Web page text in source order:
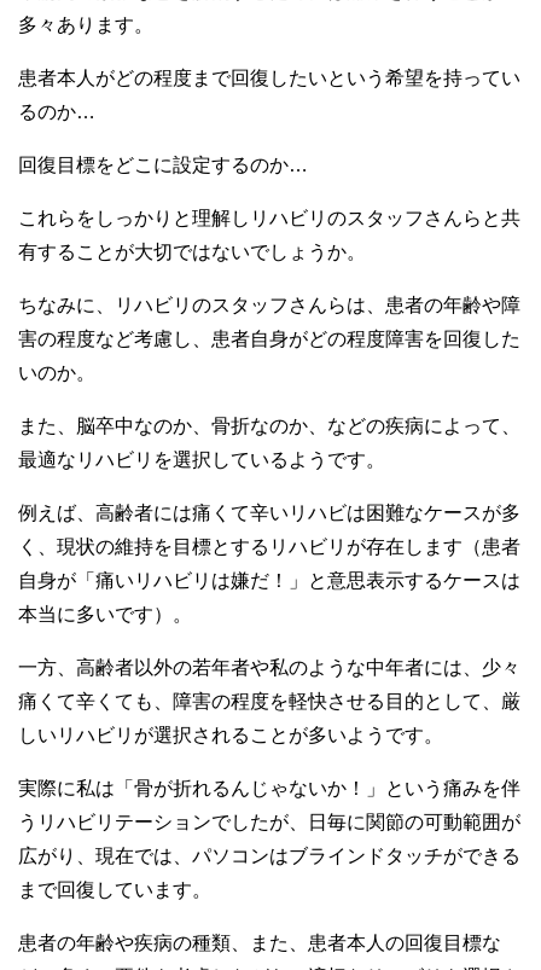
多々あります。
患者本人がどの程度まで回復したいという希望を持ってい
るのか…
回復目標をどこに設定するのか…
これらをしっかりと理解しリハビリのスタッフさんらと共
有することが大切ではないでしょうか。
ちなみに、リハビリのスタッフさんらは、患者の年齢や障
害の程度など考慮し、患者自身がどの程度障害を回復した
いのか。
また、脳卒中なのか、骨折なのか、などの疾病によって、
最適なリハビリを選択しているようです。
例えば、高齢者には痛くて辛いリハビは困難なケースが多
く、現状の維持を目標とするリハビリが存在します（患者
自身が「痛いリハビリは嫌だ！」と意思表示するケースは
本当に多いです）。
一方、高齢者以外の若年者や私のような中年者には、少々
痛くて辛くても、障害の程度を軽快させる目的として、厳
しいリハビリが選択されることが多いようです。
実際に私は「骨が折れるんじゃないか！」という痛みを伴
うリハビリテーションでしたが、日毎に関節の可動範囲が
広がり、現在では、パソコンはブラインドタッチができる
まで回復しています。
患者の年齢や疾病の種類、また、患者本人の回復目標な